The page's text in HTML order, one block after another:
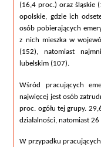
(16,4 proc.) oraz śląskie
opolskie, gdzie ich
osób pobierających
z nich mieszka w
(152), natomiast
lubelskim (107).
Wśród pracujących
najwięcej jest osób
proc. ogółu tej grupy.
działalności, natomiast
W przypadku